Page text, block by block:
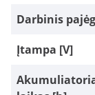
Darbinis
Įtampa [V]